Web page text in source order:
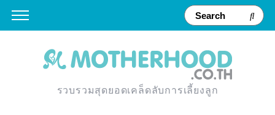
รวบรวมสุดยอดเคล็ดลับการเลี้ยงลูก